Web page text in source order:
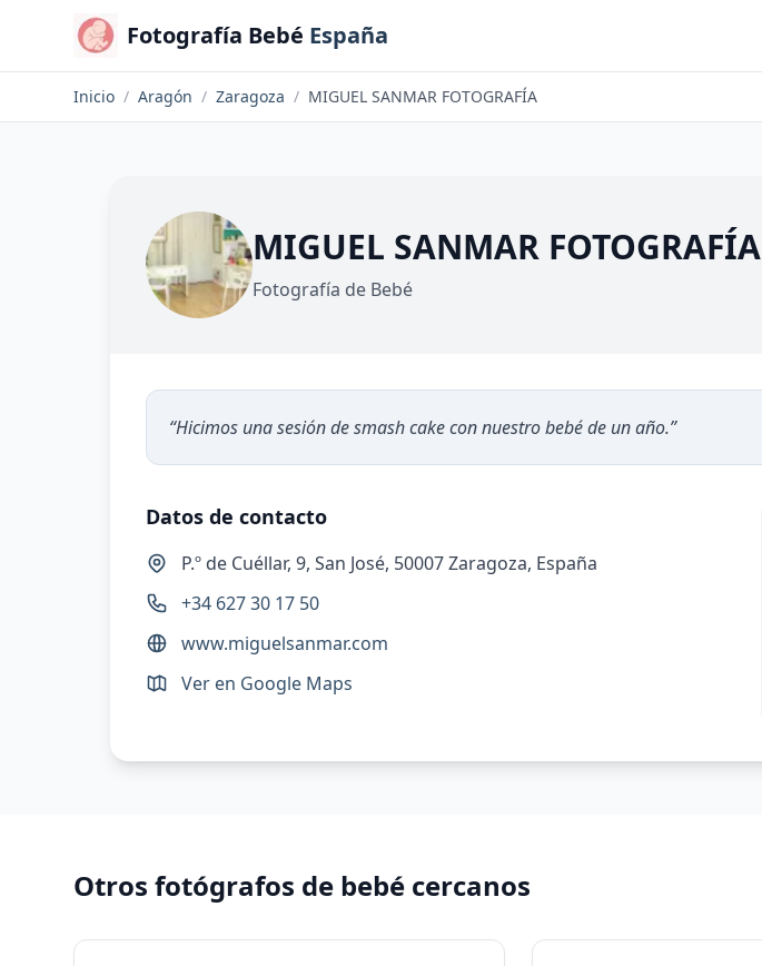
Fotografía Bebé España
Inicio / Aragón / Zaragoza / MIGUEL SANMAR FOTOGRAFÍA
MIGUEL SANMAR FOTOGRAFÍA
Fotografía de Bebé
“Hicimos una sesión de smash cake con nuestro bebé de un año.”
Datos de contacto
P.º de Cuéllar, 9, San José, 50007 Zaragoza, España
+34 627 30 17 50
www.miguelsanmar.com
Ver en Google Maps
Otros fotógrafos de bebé cercanos